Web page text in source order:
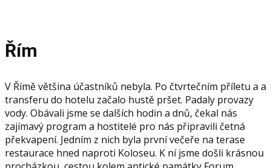
Řím
V Římě většina účastníků nebyla. Po čtvrtečním příletu a a
transferu do hotelu začalo hustě pršet. Padaly provazy
vody. Obávali jsme se dalších hodin a dnů, čekal nás
zajímavý program a hostitelé pro nás připravili četná
překvapení. Jedním z nich byla první večeře na terase
restaurace hned naproti Koloseu. K ní jsme došli krásnou